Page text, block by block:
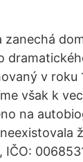
zanechá
v roku
však k
na